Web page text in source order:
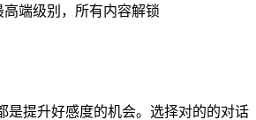
高端级别，所有内容解锁
是提升好感度的机会。选择对的的对话